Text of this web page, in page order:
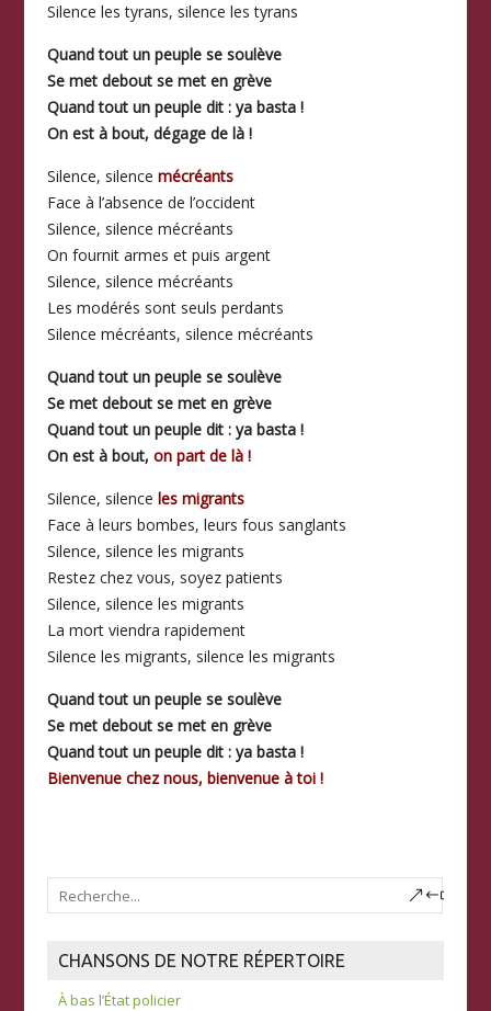
Silence les tyrans, silence les tyrans
Quand tout un peuple se soulève
Se met debout se met en grève
Quand tout un peuple dit : ya basta !
On est à bout, dégage de là !
Silence, silence mécréants
Face à l’absence de l’occident
Silence, silence mécréants
On fournit armes et puis argent
Silence, silence mécréants
Les modérés sont seuls perdants
Silence mécréants, silence mécréants
Quand tout un peuple se soulève
Se met debout se met en grève
Quand tout un peuple dit : ya basta !
On est à bout, on part de là !
Silence, silence les migrants
Face à leurs bombes, leurs fous sanglants
Silence, silence les migrants
Restez chez vous, soyez patients
Silence, silence les migrants
La mort viendra rapidement
Silence les migrants, silence les migrants
Quand tout un peuple se soulève
Se met debout se met en grève
Quand tout un peuple dit : ya basta !
Bienvenue chez nous, bienvenue à toi !
CHANSONS DE NOTRE RÉPERTOIRE
À bas l’État policier